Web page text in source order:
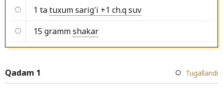
1 tatuxum sarig'i +1 ch.q suv
15 grammshakar
Qadam 1 Tugallandi